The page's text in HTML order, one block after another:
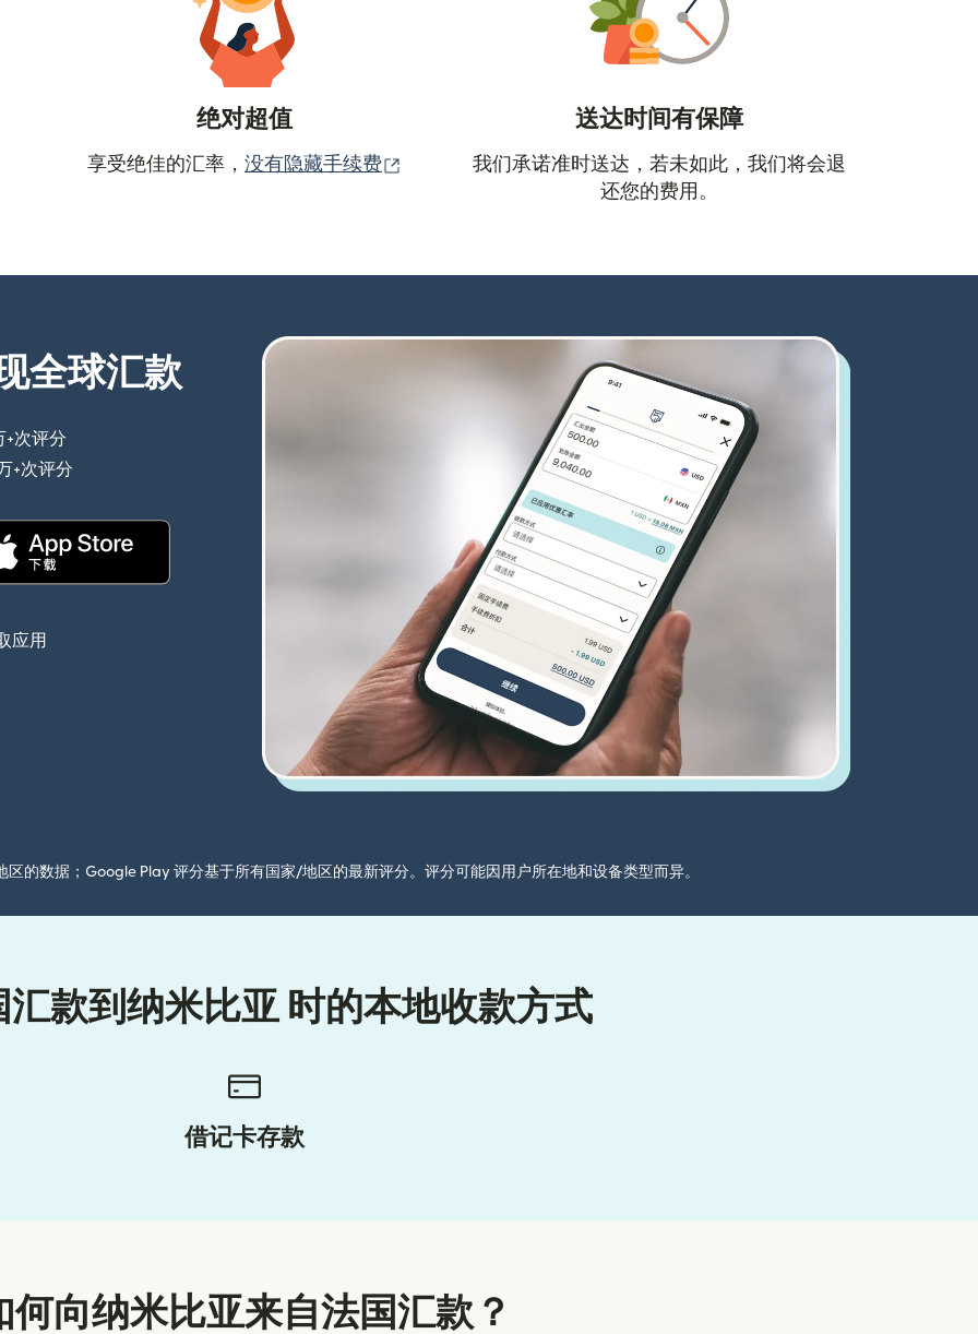
绝对超值
享受绝佳的汇率， 没有隐藏手续费 （在新窗口中打开）
送达时间有保障
我们承诺准时送达，若未如此，我们将会退
还您的费用。
全球汇款
+次评分
+次评分
应用
的数据；Google Play 评分基于所有国家/地区的最新评分。评分可能因用户所在地和设备类型而异。
汇款到纳米比亚 时的本地收款方式
借记卡存款
何向纳米比亚来自法国汇款？